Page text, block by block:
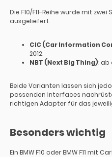
Die F10/F11-Reihe wurde mit
ausgeliefert:
CIC (Car Information
2012.
NBT (Next Big Thing): ab
Beide Varianten lassen sich
passenden Interfaces
richtigen Adapter für das
Besonders wichtig
Ein BMW F10 oder BMW F11 mit